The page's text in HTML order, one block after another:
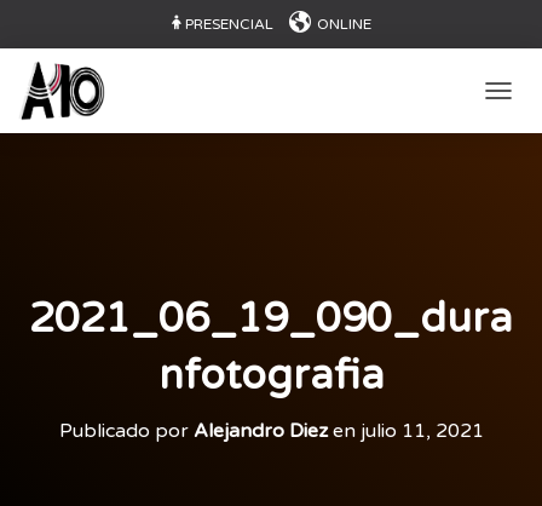
PRESENCIAL ONLINE
2021_06_19_090_dura
nfotografia
Publicado por Alejandro Diezen julio 11, 2021